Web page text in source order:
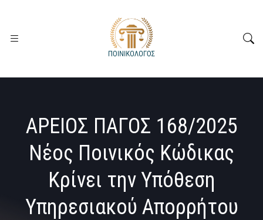
ΑΡΕΙΟΣ ΠΑΓΟΣ 168/2025
Νέος Ποινικός Κώδικας
Κρίνει την Υπόθεση
Υπηρεσιακού Απορρήτου